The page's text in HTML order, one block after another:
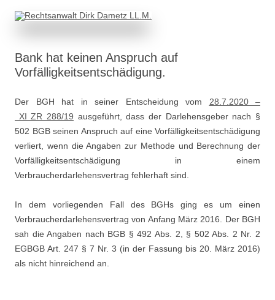
Bank hat keinen Anspruch auf
Vorfälligkeitsentschädigung.
Der BGH hat in seiner Entscheidung vom 28.7.2020 –
XI ZR 288/19 ausgeführt, dass der Darlehensgeber nach §
502 BGB seinen Anspruch auf eine Vorfälligkeitsentschädigung
verliert, wenn die Angaben zur Methode und Berechnung der
Vorfälligkeitsentschädigung in einem
Verbraucherdarlehensvertrag fehlerhaft sind.
In dem vorliegenden Fall des BGHs ging es um einen
Verbraucherdarlehensvertrag von Anfang März 2016. Der BGH
sah die Angaben nach BGB § 492 Abs. 2, § 502 Abs. 2 Nr. 2
EGBGB Art. 247 § 7 Nr. 3 (in der Fassung bis 20. März 2016)
als nicht hinreichend an.